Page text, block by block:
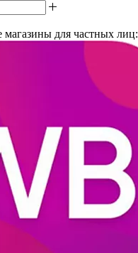
для частных лиц: